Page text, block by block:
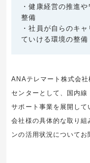
・健康経営の推進
整備
・社員が自らのキ
ていける環境の整備
ANAテレマート株式会
センターとして、国内
サポート事業を展開し
会社様の具体的な取り組
ンの活用状況についてお